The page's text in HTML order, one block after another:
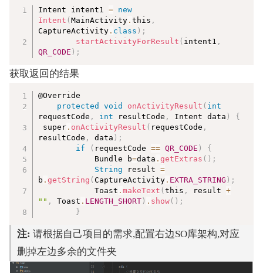
Intent intent1 = new
Intent (MainActivity .this ,
CaptureActivity . class ) ;
startActivityForResult ( intent1 ,
QR_CODE ) ;
获取返回的结果
@Override
protected
void onActivityResult ( int
requestCode , int resultCode , Intent data )
{
super . onActivityResult ( requestCode ,
resultCode , data ) ;
if
( requestCode == QR_CODE )
{
            Bundle b
=data .getExtras ( ) ;
String result =
b .getString (CaptureActivity . EXTRA_STRING ) ;
            Toast
.makeText (this , result +
"" , Toast . LENGTH_SHORT ) . show( ) ;
}
注: 请根据自己项目的需求,配置右边SO库架构,对应
删掉左边多余的文件夹